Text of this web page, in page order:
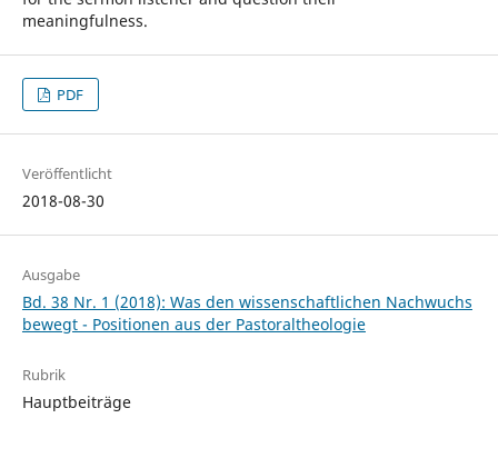
meaningfulness.
PDF
Veröffentlicht
2018-08-30
Ausgabe
Bd. 38 Nr. 1 (2018): Was den wissenschaftlichen Nachwuchs
bewegt - Positionen aus der Pastoraltheologie
Rubrik
Hauptbeiträge